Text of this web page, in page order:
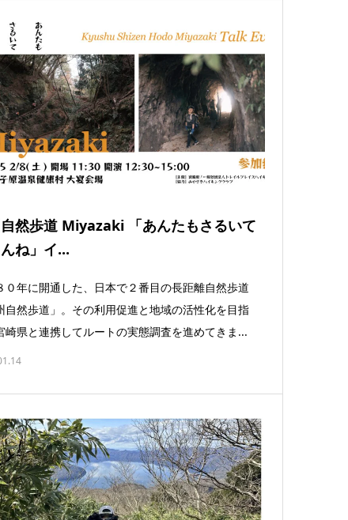
然歩道 Miyazaki 「あんたもさるいて
ね」イ...
０年に開通した、日本で２番目の長距離自然歩道
自然歩道」。その利用促進と地域の活性化を目指
崎県と連携してルートの実態調査を進めてきま...